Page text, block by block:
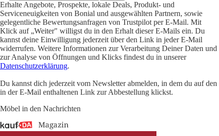
Erhalte Angebote, Prospekte, lokale Deals, Produkt- und
Serviceneuigkeiten von Bonial und ausgewählten Partnern, sowie
gelegentliche Bewertungsanfragen von Trustpilot per E-Mail. Mit
Klick auf „Weiter" willigst du in den Erhalt dieser E-Mails ein. Du
kannst deine Einwilligung jederzeit über den Link in jeder E-Mail
widerrufen. Weitere Informationen zur Verarbeitung Deiner Daten und
zur Analyse von Öffnungen und Klicks findest du in unserer
Datenschutzerklärung.
Du kannst dich jederzeit vom Newsletter abmelden, in dem du auf den
in der E-Mail enthaltenen Link zur Abbestellung klickst.
Möbel in den Nachrichten